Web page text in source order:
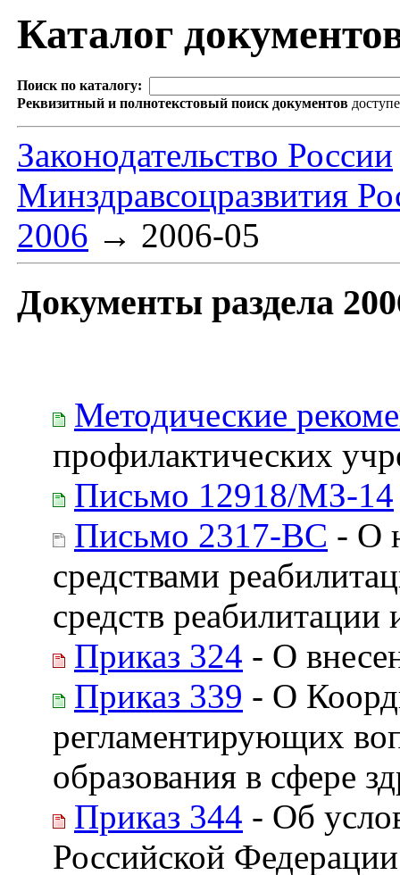
Каталог
Поиск по каталогу:
Реквизитный и полнотекстовый поиск документов
Законодательство России
Минздравсоцразвития
2006 → 2006-05
Документы раздела
Методические
профилактических
Письмо 12918/МЗ-14
Письмо 2317-ВС - О
средствами
средств
Приказ 324 - О
Приказ 339 - О
регламентирующих
образования в сфере
Приказ 344 - Об
Российской Федерации